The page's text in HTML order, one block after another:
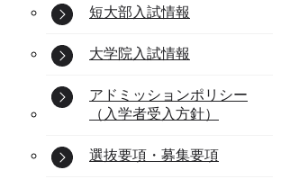
短大部入試情報
大学院入試情報
アドミッションポリシー
（入学者受入方針）
選抜要項・募集要項